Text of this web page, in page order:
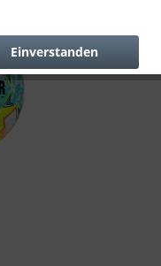
Einverstanden